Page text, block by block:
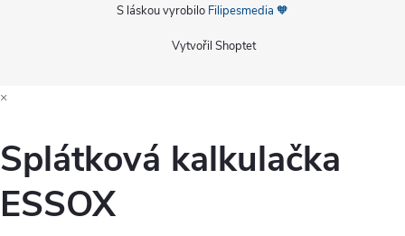
Vytvořil Shoptet
S láskou vyrobilo Filipesmedia 🧡
×
Splátková kalkulačka
ESSOX